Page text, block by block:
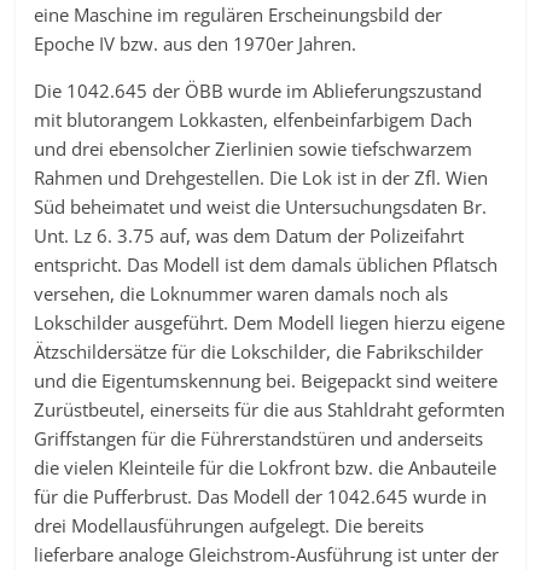
eine Maschine im regulären Erscheinungsbild der
Epoche IV bzw. aus den 1970er Jahren.
Die 1042.645 der ÖBB wurde im Ablieferungszustand
mit blutorangem Lokkasten, elfenbeinfarbigem Dach
und drei ebensolcher Zierlinien sowie tiefschwarzem
Rahmen und Drehgestellen. Die Lok ist in der Zfl. Wien
Süd beheimatet und weist die Untersuchungsdaten Br.
Unt. Lz 6. 3.75 auf, was dem Datum der Polizeifahrt
entspricht. Das Modell ist dem damals üblichen Pflatsch
versehen, die Loknummer waren damals noch als
Lokschilder ausgeführt. Dem Modell liegen hierzu eigene
Ätzschildersätze für die Lokschilder, die Fabrikschilder
und die Eigentumskennung bei. Beigepackt sind weitere
Zurüstbeutel, einerseits für die aus Stahldraht geformten
Griffstangen für die Führerstandstüren und anderseits
die vielen Kleinteile für die Lokfront bzw. die Anbauteile
für die Pufferbrust. Das Modell der 1042.645 wurde in
drei Modellausführungen aufgelegt. Die bereits
lieferbare analoge Gleichstrom-Ausführung ist unter der